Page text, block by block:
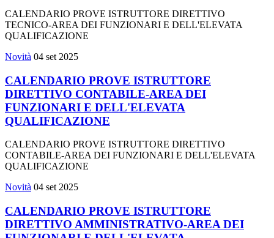
CALENDARIO PROVE ISTRUTTORE DIRETTIVO
TECNICO-AREA DEI FUNZIONARI E DELL'ELEVATA
QUALIFICAZIONE
Novità 04 set 2025
CALENDARIO PROVE ISTRUTTORE
DIRETTIVO CONTABILE-AREA DEI
FUNZIONARI E DELL'ELEVATA
QUALIFICAZIONE
CALENDARIO PROVE ISTRUTTORE DIRETTIVO
CONTABILE-AREA DEI FUNZIONARI E DELL'ELEVATA
QUALIFICAZIONE
Novità 04 set 2025
CALENDARIO PROVE ISTRUTTORE
DIRETTIVO AMMINISTRATIVO-AREA DEI